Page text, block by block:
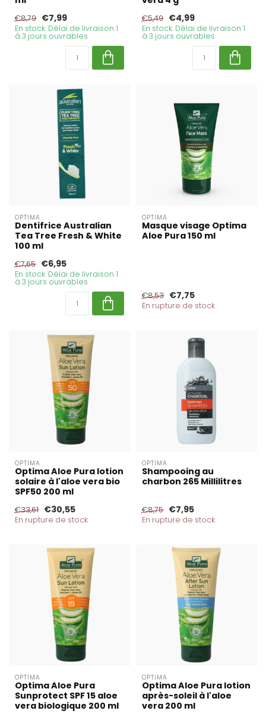
€8,79 €7,99
En stock. Délai de livraison 1
à 3 jours ouvrables
€5,49 €4,99
En stock. Délai de livraison 1
à 3 jours ouvrables
OPTIMA
Dentifrice Australian
Tea Tree Fresh & White
100 ml
€7,65 €6,95
En stock. Délai de livraison 1
à 3 jours ouvrables
OPTIMA
Masque visage Optima
Aloe Pura 150 ml
€8,53 €7,75
En rupture de stock
OPTIMA
Optima Aloe Pura lotion
solaire à l'aloe vera bio
SPF50 200 ml
€33,61 €30,55
En rupture de stock
OPTIMA
Shampooing au
charbon 265 Millilitres
€8,75 €7,95
En rupture de stock
OPTIMA
Optima Aloe Pura
Sunprotect SPF 15 aloe
vera biologique 200 ml
OPTIMA
Optima Aloe Pura lotion
après-soleil à l'aloe
vera 200 ml